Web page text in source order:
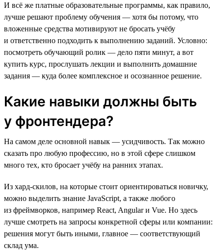
И всё же платные образовательные программы, как правило,
лучше решают проблему обучения — хотя бы потому, что
вложенные средства мотивируют не бросать учёбу
и ответственно подходить к выполнению заданий. Условно:
посмотреть обучающий ролик — дело пяти минут, а вот
купить курс, прослушать лекции и выполнить домашние
задания — куда более комплексное и осознанное решение.
Какие навыки должны быть
у фронтендера?
На самом деле основной навык — усидчивость. Так можно
сказать про любую профессию, но в этой сфере слишком
много тех, кто бросает учёбу на ранних этапах.
Из хард-скилов, на которые стоит ориентироваться новичку,
можно выделить знание JavaScript, а также любого
из фреймворков, например React, Angular и Vue. Но здесь
лучше смотреть на запросы конкретной сферы или компании:
решения могут быть иными, главное — соответствующий
склад ума.